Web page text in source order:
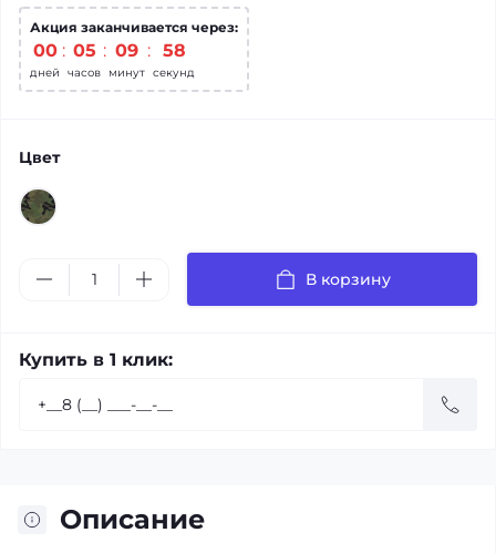
Акция заканчивается через:
00
дней
05
часов
09
минут
57
секунд
Цвет
В корзину
Купить в 1 клик:
Описание